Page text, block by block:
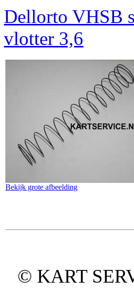
Dellorto VHSB
vlotter 3,6
Bekijk grote afbeelding
© KART